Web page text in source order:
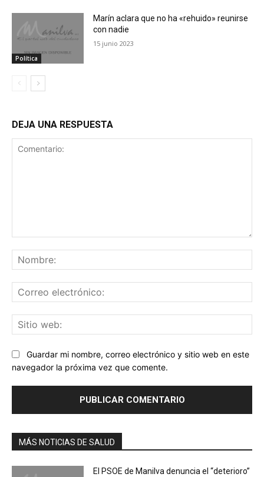
Política
Marín aclara que no ha «rehuido» reunirse
con nadie
15 junio 2023
DEJA UNA RESPUESTA
Guardar mi nombre, correo electrónico y sitio web en este
navegador la próxima vez que comente.
MÁS NOTICIAS DE SALUD
El PSOE de Manilva denuncia el “deterioro”